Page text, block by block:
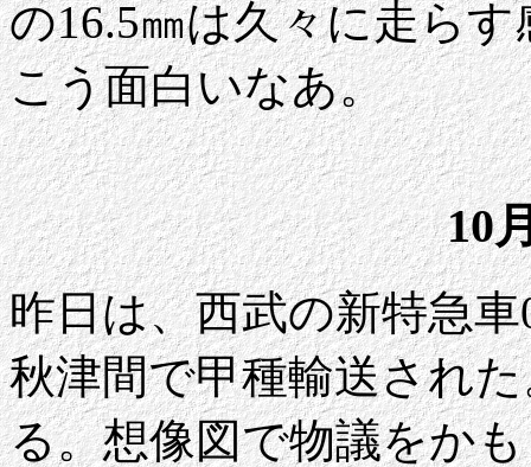
の16.5㎜は久々に走ら
こう面白いなあ。
10
昨日は、西武の新特急
秋津間で甲種輸送され
る。想像図で物議をか